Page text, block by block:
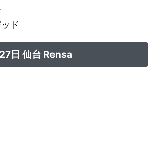
ド
日 仙台 Rensa